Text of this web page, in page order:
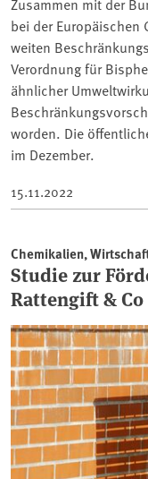
bei der Europäischen
weiten
Verordnung für
ähnlicher
worden. Die
im Dezember.
15.11.2022
Chemikalien,
Studie zur
Rattengift & Co